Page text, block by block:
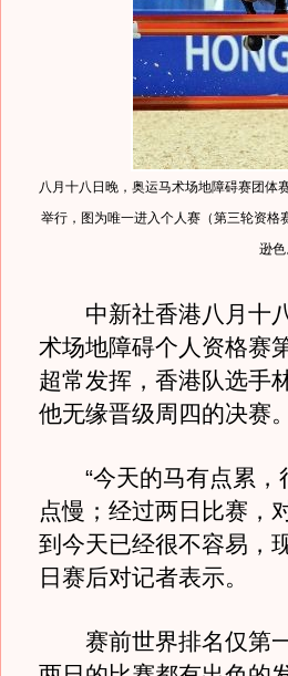
八月十八日晚，奥运马术场地障碍赛团体
举行，图为唯一进入个人赛（第三轮资格
逊
中新社香港八月十
术场地障碍个人资格赛
超常发挥，香港队选手
他无缘晋级周四的决赛。
“今天的马有点累，
点慢；经过两日比赛，
到今天已经很不容易，
日赛后对记者表示。
赛前世界排名仅第一